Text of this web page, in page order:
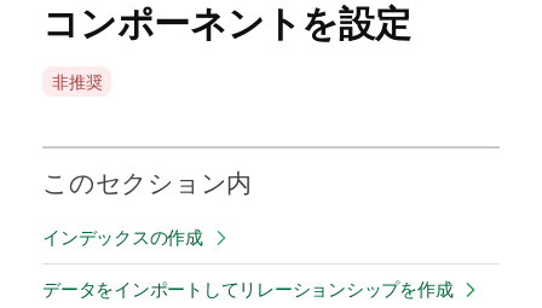
コンポーネントを設定
A
l
b
i
l
非推奨
このセクション内
インデックスの作成
データをインポートしてリレーションシップを作成